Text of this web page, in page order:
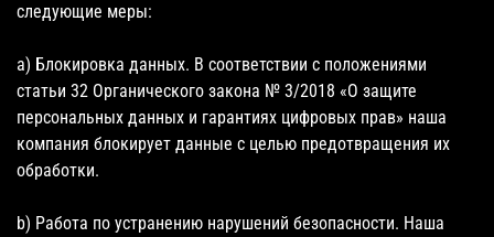
следующие меры:
a) Блокировка данных. В соответствии с положениями
статьи 32 Органического закона № 3/2018 «О защите
персональных данных и гарантиях цифровых прав» наша
компания блокирует данные с целью предотвращения их
обработки.
b) Работа по устранению нарушений безопасности. Наша